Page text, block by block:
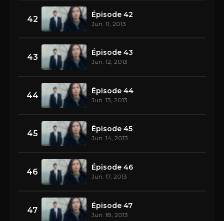
42 Épisode 42
Jun. 11, 2013
43 Épisode 43
Jun. 12, 2013
44 Épisode 44
Jun. 13, 2013
45 Épisode 45
Jun. 14, 2013
46 Épisode 46
Jun. 17, 2013
47 Épisode 47
Jun. 18, 2013